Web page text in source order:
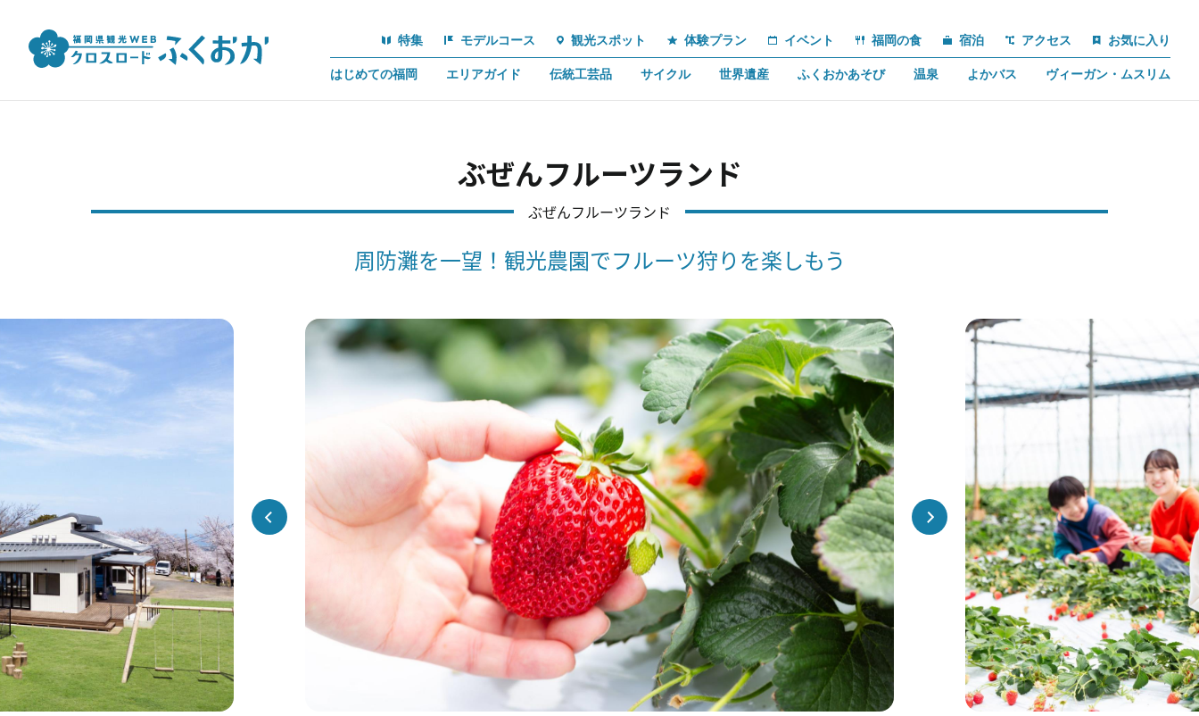
特集 モデルコース 観光スポット 体験プラン イベント 福岡の食 宿泊 アクセス お気に入り
はじめての福岡 エリアガイド 伝統工芸品 サイクル 世界遺産 ふくおかあそび 温泉 よかバス ヴィーガン・ムスリム
ぶぜんフルーツランド
ぶぜんフルーツランド
周防灘を一望！観光農園でフルーツ狩りを楽しもう